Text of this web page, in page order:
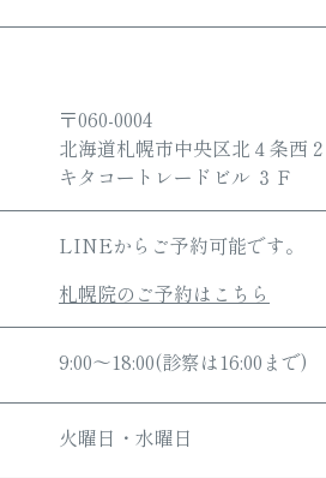
〒060-0004
北海道札幌市中央区北４条西
キタコートレードビル ３Ｆ
LINEからご予約可能です。
札幌院のご予約はこちら
9:00～18:00(診察は16:00まで)
火曜日・水曜日